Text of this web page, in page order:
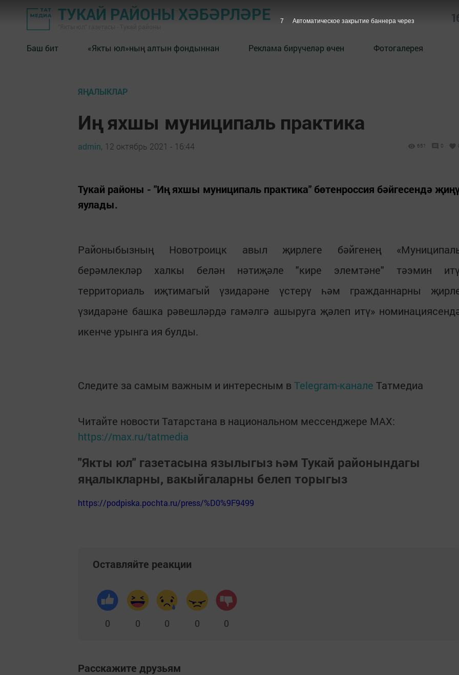
ТУКАЙ РАЙОНЫ ХӘБӘРЛӘРЕ
Баш бит «Якты юл»ның алтын фондыннан Реклама бирүчеләр өчен Фотогалерея
ЯҢАЛЫКЛАР
Иң яхшы муниципаль практика
admin, 12 октябрь 2021 - 16:44 651 0
Тукай районы - "Иң яхшы муниципаль практика" бөтенроссия бәйгесендә
яулады.
Районыбызның Новотроицк авыл җирлеге бәйгенең
берәмлекләр халкы белән нәтиҗәле "кире элемтәне" тәэмин
территориаль иҗтимагый үзидарәне үстерү һәм гражданнарны
үзидарәне башка рәвешләрдә гамәлгә ашыруга җәлеп итү»
икенче урынга ия булды.
Следите за самым важным и интересным в Telegram-канале Татмедиа
Читайте новости Татарстана в национальном мессенджере MАХ:
https://max.ru/tatmedia
"Якты юл" газетасына язылыгыз һәм Тукай районындагы
яңалыкларны, вакыйгаларны белеп торыгыз
https://podpiska.pochta.ru/press/%D0%9F9499
Оставляйте реакции
0 0 0 0 0
Расскажите друзьям
6 Автоматическое закрытие баннера через